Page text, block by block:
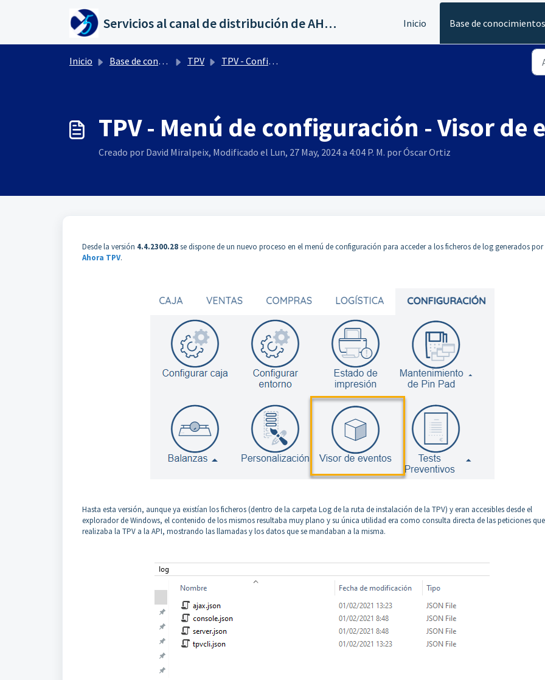
Servicios al canal de distribución de AHORA Inicio Base de conocimientos
Inicio Base de conocimientos TPV TPV - Configuración y parámetros
TPV - Menú de configuración - Visor de
Creado por David Miralpeix, Modificado el Lun, 27 May, 2024 a 4:04 P. M. por Óscar Ortiz
Desde la versión 4.4.2300.28se dispone de un nuevo proceso en el menú de configuración para acceder a los ficheros de log generados por
Ahora TPV.
Hasta esta versión, aunque ya existían los ficheros (dentro de la carpeta Log de la ruta de instalación de la TPV) y eran accesibles desde el
explorador de Windows, el contenido de los mismos resultaba muy plano y su única utilidad era como consulta directa de las peticiones que
realizaba la TPV a la API, mostrando las llamadas y los datos que se mandaban a la misma.